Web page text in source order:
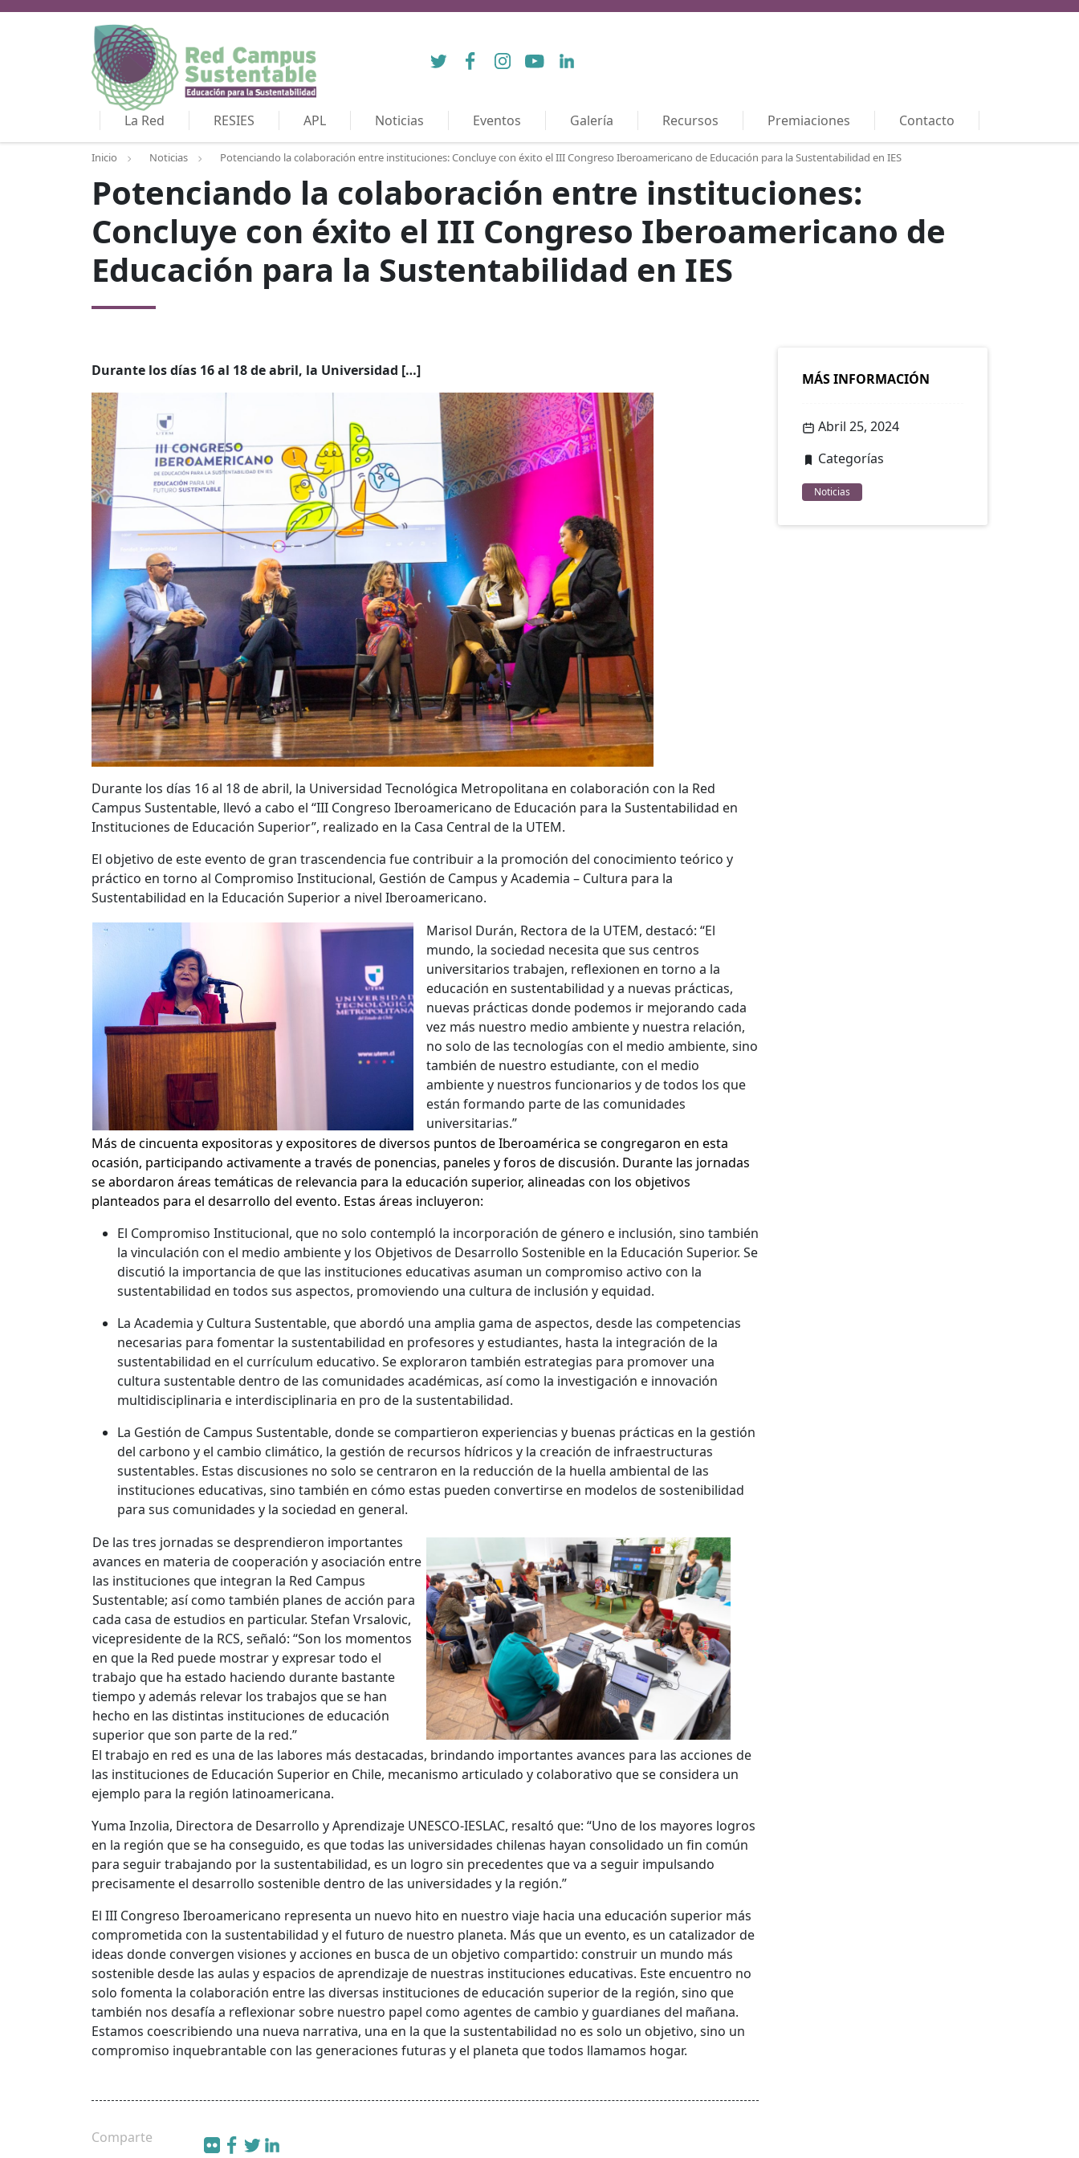
Twitter FacebookInstagramYouTubeLinkedIn
La Red RESIES APL Noticias Eventos Galería Recursos Premiaciones Contacto
Inicio Noticias Potenciando la colaboración entre instituciones: Concluye con éxito el III Congreso Iberoamericano de Educación para la Sustentabilidad en IES
Potenciando la colaboración entre instituciones:
Concluye con éxito el III Congreso Iberoamericano de
Educación para la Sustentabilidad en IES
Durante los días 16 al 18 de abril, la Universidad […]
Durante los días 16 al 18 de abril, la Universidad Tecnológica Metropolitana en colaboración con la Red
Campus Sustentable, llevó a cabo el “III Congreso Iberoamericano de Educación para la Sustentabilidad en
Instituciones de Educación Superior”, realizado en la Casa Central de la UTEM.
El objetivo de este evento de gran trascendencia fue contribuir a la promoción del conocimiento teórico y
práctico en torno al Compromiso Institucional, Gestión de Campus y Academia – Cultura para la
Sustentabilidad en la Educación Superior a nivel Iberoamericano.
Marisol Durán, Rectora de la UTEM, destacó: “El
mundo, la sociedad necesita que sus centros
universitarios trabajen, reflexionen en torno a la
educación en sustentabilidad y a nuevas prácticas,
nuevas prácticas donde podemos ir mejorando cada
vez más nuestro medio ambiente y nuestra relación,
no solo de las tecnologías con el medio ambiente, sino
también de nuestro estudiante, con el medio
ambiente y nuestros funcionarios y de todos los que
están formando parte de las comunidades
universitarias.”
Más de cincuenta expositoras y expositores de diversos puntos de Iberoamérica se congregaron en esta
ocasión, participando activamente a través de ponencias, paneles y foros de discusión. Durante las jornadas
se abordaron áreas temáticas de relevancia para la educación superior, alineadas con los objetivos
planteados para el desarrollo del evento. Estas áreas incluyeron:
El Compromiso Institucional, que no solo contempló la incorporación de género e inclusión, sino también
la vinculación con el medio ambiente y los Objetivos de Desarrollo Sostenible en la Educación Superior. Se
discutió la importancia de que las instituciones educativas asuman un compromiso activo con la
sustentabilidad en todos sus aspectos, promoviendo una cultura de inclusión y equidad.
La Academia y Cultura Sustentable, que abordó una amplia gama de aspectos, desde las competencias
necesarias para fomentar la sustentabilidad en profesores y estudiantes, hasta la integración de la
sustentabilidad en el currículum educativo. Se exploraron también estrategias para promover una
cultura sustentable dentro de las comunidades académicas, así como la investigación e innovación
multidisciplinaria e interdisciplinaria en pro de la sustentabilidad.
La Gestión de Campus Sustentable, donde se compartieron experiencias y buenas prácticas en la gestión
del carbono y el cambio climático, la gestión de recursos hídricos y la creación de infraestructuras
sustentables. Estas discusiones no solo se centraron en la reducción de la huella ambiental de las
instituciones educativas, sino también en cómo estas pueden convertirse en modelos de sostenibilidad
para sus comunidades y la sociedad en general.
De las tres jornadas se desprendieron importantes
avances en materia de cooperación y asociación entre
las instituciones que integran la Red Campus
Sustentable; así como también planes de acción para
cada casa de estudios en particular. Stefan Vrsalovic,
vicepresidente de la RCS, señaló: “Son los momentos
en que la Red puede mostrar y expresar todo el
trabajo que ha estado haciendo durante bastante
tiempo y además relevar los trabajos que se han
hecho en las distintas instituciones de educación
superior que son parte de la red.”
El trabajo en red es una de las labores más destacadas, brindando importantes avances para las acciones de
las instituciones de Educación Superior en Chile, mecanismo articulado y colaborativo que se considera un
ejemplo para la región latinoamericana.
Yuma Inzolia, Directora de Desarrollo y Aprendizaje UNESCO-IESLAC, resaltó que: “Uno de los mayores logros
en la región que se ha conseguido, es que todas las universidades chilenas hayan consolidado un fin común
para seguir trabajando por la sustentabilidad, es un logro sin precedentes que va a seguir impulsando
precisamente el desarrollo sostenible dentro de las universidades y la región.”
El III Congreso Iberoamericano representa un nuevo hito en nuestro viaje hacia una educación superior más
comprometida con la sustentabilidad y el futuro de nuestro planeta. Más que un evento, es un catalizador de
ideas donde convergen visiones y acciones en busca de un objetivo compartido: construir un mundo más
sostenible desde las aulas y espacios de aprendizaje de nuestras instituciones educativas. Este encuentro no
solo fomenta la colaboración entre las diversas instituciones de educación superior de la región, sino que
también nos desafía a reflexionar sobre nuestro papel como agentes de cambio y guardianes del mañana.
Estamos coescribiendo una nueva narrativa, una en la que la sustentabilidad no es solo un objetivo, sino un
compromiso inquebrantable con las generaciones futuras y el planeta que todos llamamos hogar.
Comparte
MÁS INFORMACIÓN
Abril 25, 2024
Categorías
Noticias